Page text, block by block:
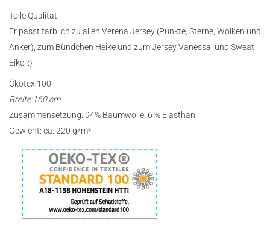
Tolle Qualität
Er passt farblich zu allen Verena Jersey (Punkte, Sterne, Wolken und
Anker), zum Bündchen Heike und zum Jersey Vanessa und Sweat
Eike! :)
Ökotex 100
Breite:160 cm
Zusammensetzung: 94% Baumwolle, 6 % Elasthan
Gewicht: ca. 220 g/m²